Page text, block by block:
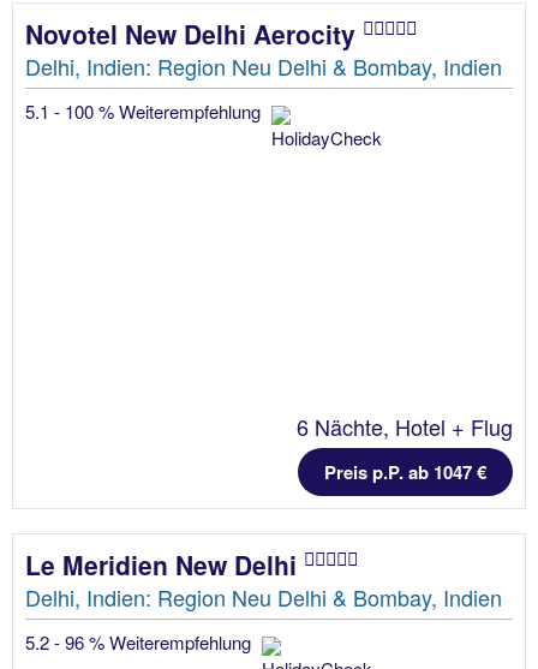
Novotel New Delhi Aerocity
Delhi, Indien: Region Neu Delhi & Bombay, Indien
5.1 - 100 % Weiterempfehlung
6 Nächte, Hotel + Flug
Preis p.P. ab 1047 €
Le Meridien New Delhi
Delhi, Indien: Region Neu Delhi & Bombay, Indien
5.2 - 96 % Weiterempfehlung